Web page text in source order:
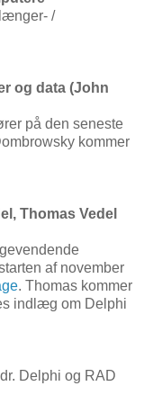
/
og data (John
på den seneste
kommer
Thomas Vedel
af november
. Thomas kommer
indlæg om Delphi
Delphi og RAD